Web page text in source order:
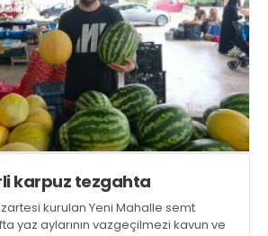
karpuz tezgahta
kurulan Yeni Mahalle semt
yaz aylarının vazgeçilmezi kavun ve